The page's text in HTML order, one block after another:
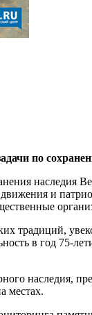
по
наследия
и
традиций,
в год 75-
наследия,
местах.